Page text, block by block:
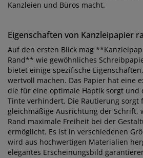
Kanzleien und Büros macht.
Eigenschaften von Kanzleipapier
Auf den ersten Blick mag
Rand** wie gewöhnliches
bietet einige spezifische
wertvoll machen. Das Papier hat eine
die für eine optimale Haptik sorgt und
Tinte verhindert. Die Rautierung sorgt
gleichmäßige Ausrichtung der Schrift,
Rand maximale Freiheit bei der
ermöglicht. Es ist in verschiedenen
wird aus hochwertigen Materialien
elegantes Erscheinungsbild